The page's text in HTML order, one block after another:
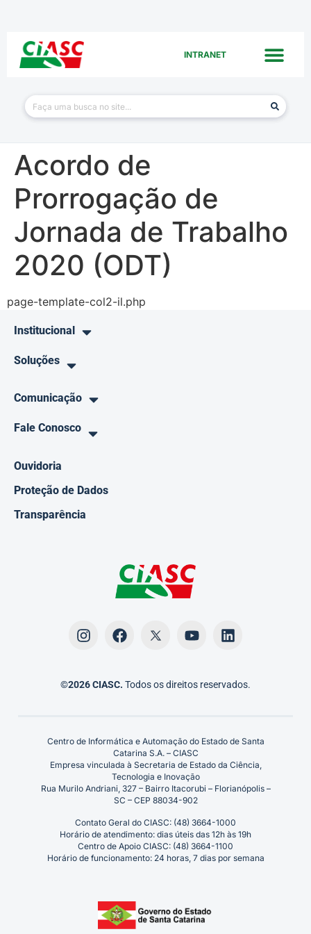
INTRANET
Acordo de
Prorrogação de
Jornada de Trabalho
2020 (ODT)
page-template-col2-il.php
Institucional
Soluções
Comunicação
Fale Conosco
Ouvidoria
Proteção de Dados
Transparência
©2026 CIASC. Todos os direitos reservados.
Centro de Informática e Automação do Estado de Santa
Catarina S.A. – CIASC
Empresa vinculada à Secretaria de Estado da Ciência,
Tecnologia e Inovação
Rua Murilo Andriani, 327 – Bairro Itacorubi – Florianópolis –
SC – CEP 88034-902
Contato Geral do CIASC: (48) 3664-1000
Horário de atendimento: dias úteis das 12h às 19h
Centro de Apoio CIASC: (48) 3664-1100
Horário de funcionamento: 24 horas, 7 dias por semana